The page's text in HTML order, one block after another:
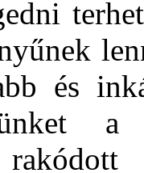
és
rakódott